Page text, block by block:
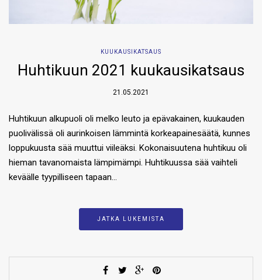
KUUKAUSIKATSAUS
Huhtikuun 2021 kuukausikatsaus
21.05.2021
Huhtikuun alkupuoli oli melko leuto ja epävakainen, kuukauden
puolivälissä oli aurinkoisen lämmintä korkeapainesäätä, kunnes
loppukuusta sää muuttui viileäksi. Kokonaisuutena huhtikuu oli
hieman tavanomaista lämpimämpi. Huhtikuussa sää vaihteli
keväälle tyypilliseen tapaan…
JATKA LUKEMISTA